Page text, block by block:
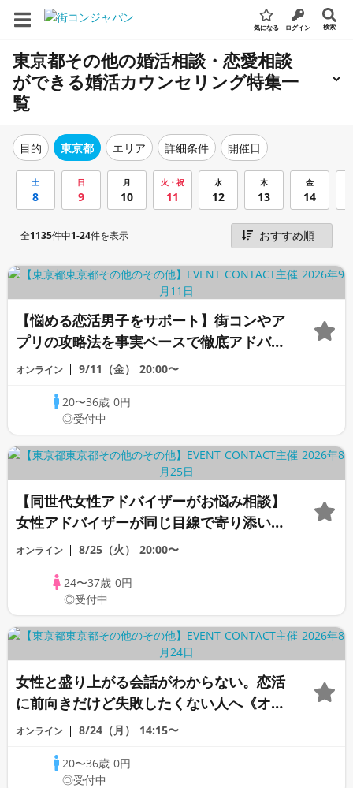
気になる ログイン 検索
東京都その他の婚活相談・恋愛相談
ができる婚活カウンセリング特集一
覧
目的 東京都 エリア 詳細条件 開催日
土
8
日
9
月
10
火・祝
11
水
12
木
13
金
14
全1135件中1-24件を表示
【悩める恋活男子をサポート】街コンやア
プリの攻略法を事実ベースで徹底アドバイ
ス♡もう恋活で迷わない《オンライン恋愛
オンライン 9/11（金） 20:00〜
20〜36歳0円
◎受付中
【同世代女性アドバイザーがお悩み相談】
女性アドバイザーが同じ目線で寄り添いま
す！《女性のための恋愛相談室》
オンライン 8/25（火） 20:00〜
24〜37歳 0円
◎受付中
女性と盛り上がる会話がわからない。恋活
に前向きだけど失敗したくない人へ《オン
ライン恋愛相談室》
オンライン 8/24（月） 14:15〜
20〜36歳0円
◎受付中